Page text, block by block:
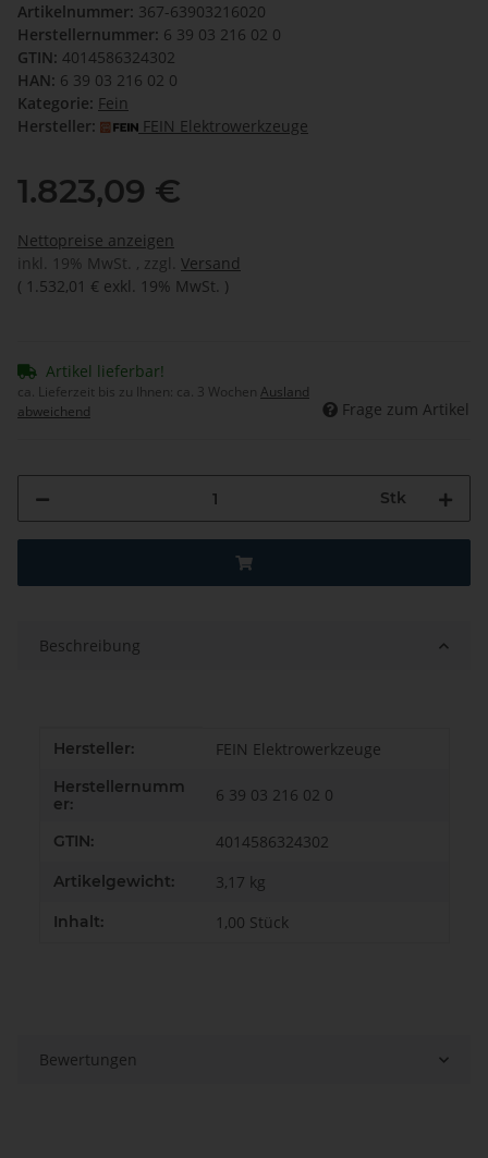
Artikelnummer: 367-63903216020
Herstellernummer: 6 39 03 216 02 0
GTIN: 4014586324302
HAN: 6 39 03 216 02 0
Kategorie: Fein
Hersteller:
FEIN Elektrowerkzeuge
1.823,09 €
Nettopreise anzeigen
inkl. 19% MwSt. , zzgl. Versand
( 1.532,01 € exkl. 19% MwSt. )
Artikel lieferbar!
ca. Lieferzeit bis zu Ihnen: ca. 3 Wochen Ausland
abweichend
Frage zum Artikel
Stk
Beschreibung
Produkteigenschaft
Wert
Hersteller: FEIN Elektrowerkzeuge
Herstellernumm
er:
6 39 03 216 02 0
GTIN: 4014586324302
Artikelgewicht: 3,17 kg
Inhalt: 1,00 Stück
Bewertungen